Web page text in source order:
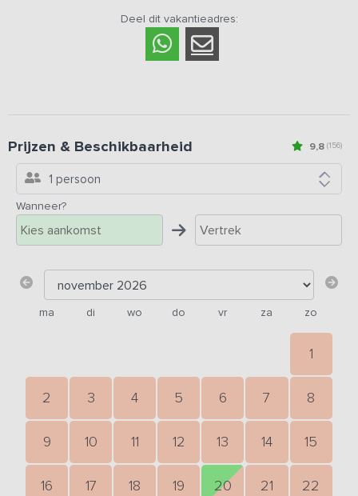
Deel dit vakantieadres:
9,8 (156)
Prijzen & Beschikbaarheid
1 persoon
Wanneer?
ma di wo do vr za zo
1
2 3 4 5 6 7 8
9 10 11 12 13 14 15
16 17 18 19 20 21 22